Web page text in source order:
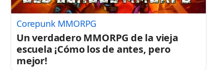
Corepunk MMORPG
Un verdadero MMORPG de la vieja
escuela ¡Cómo los de antes, pero
mejor!